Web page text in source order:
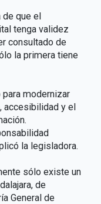
de que el
tenga validez
consultado de
la primera tiene
modernizar
accesibilidad y el
la legisladora.
sólo existe un
de
General de